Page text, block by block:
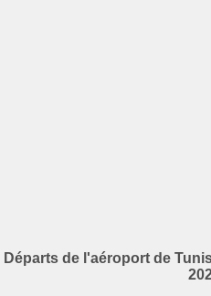
Départs de l'aéroport de